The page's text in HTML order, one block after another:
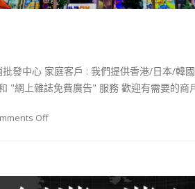
發中心 家庭客戶 : 我們提供香港/日本/韓
"網上雜誌免費廣告" 服務 歡迎有需要的商
Off